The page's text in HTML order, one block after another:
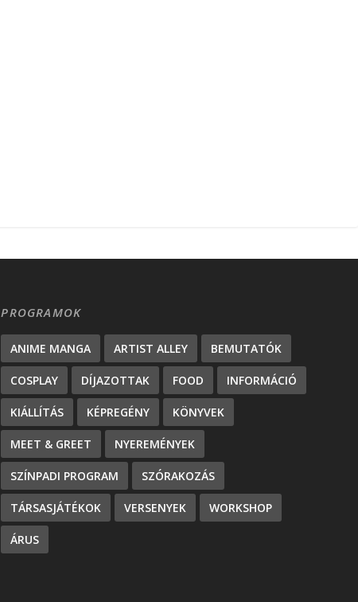
PROGRAMOK
ANIME MANGA ARTIST ALLEY BEMUTATÓK
COSPLAY DÍJAZOTTAK FOOD INFORMÁCIÓ
KIÁLLÍTÁS KÉPREGÉNY KÖNYVEK
MEET & GREET NYEREMÉNYEK
SZÍNPADI PROGRAM SZÓRAKOZÁS
TÁRSASJÁTÉKOK VERSENYEK WORKSHOP
ÁRUS